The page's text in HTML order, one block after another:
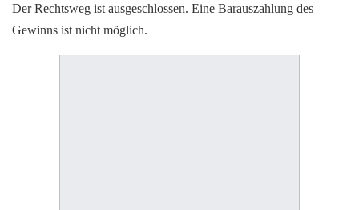
Der Rechtsweg ist ausgeschlossen. Eine Barauszahlung des
Gewinns ist nicht möglich.